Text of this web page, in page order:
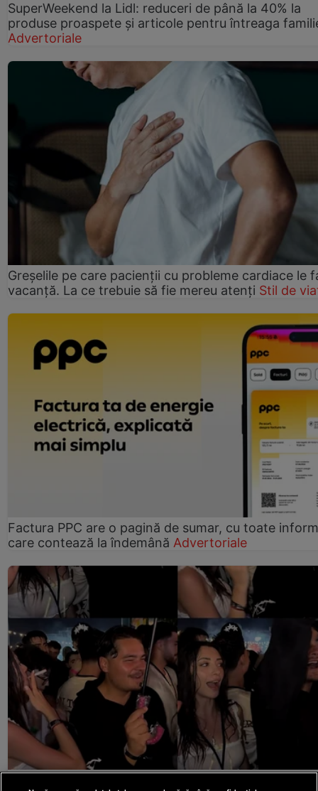
SuperWeekend la Lidl: reduceri de până la 40% la
produse proaspete și articole pentru întreaga
Advertoriale
Greșelile pe care pacienții cu probleme cardiace le
vacanță. La ce trebuie să fie mereu atenți Stil de
Factura PPC are o pagină de sumar, cu toate
care contează la îndemână Advertoriale